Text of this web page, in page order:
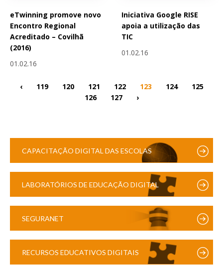
eTwinning promove novo
Encontro Regional
Acreditado – Covilhã
(2016)
01.02.16
Iniciativa Google RISE
apoia a utilização das
TIC
01.02.16
‹ 119 120 121 122 123 124
125
126
127 ›
CAPACITAÇÃO DIGITAL DAS ESCOLAS
LABORATÓRIOS DE EDUCAÇÃO DIGITAL
SEGURANET
RECURSOS EDUCATIVOS DIGITAIS